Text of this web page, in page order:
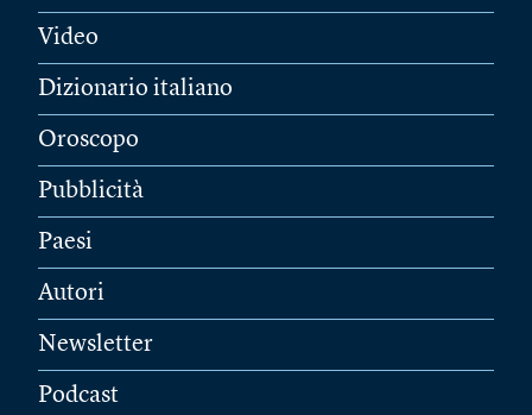
Video
Dizionario italiano
Oroscopo
Pubblicità
Paesi
Autori
Newsletter
Podcast